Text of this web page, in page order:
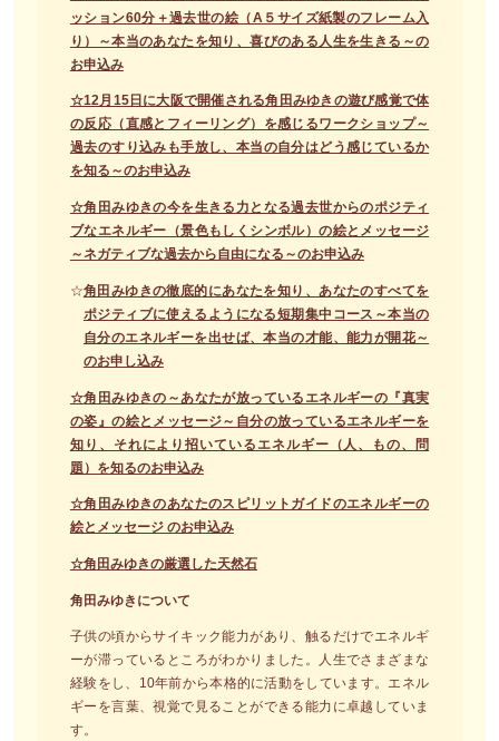
ッション60分＋過去世の絵（A５サイズ紙製のフレーム入
り）～本当のあなたを知り、喜びのある人生を生きる～の
お申込み
☆12月15日に大阪で開催される角田みゆきの遊び感覚で体
の反応（直感とフィーリング）を感じるワークショップ～
過去のすり込みも手放し、本当の自分はどう感じているか
を知る～のお申込み
☆角田みゆきの今を生きる力となる過去世からのポジティ
ブなエネルギー（景色もしくシンボル）の絵とメッセージ
～ネガティブな過去から自由になる～のお申込み
☆角田みゆきの徹底的にあなたを知り、あなたのすべてを
ポジティブに使えるようになる短期集中コース～本当の
自分のエネルギーを出せば、本当の才能、能力が開花～
のお申し込み
☆角田みゆきの～あなたが放っているエネルギーの『真実
の姿』の絵とメッセージ～自分の放っているエネルギーを
知り、それにより招いているエネルギー（人、もの、問
題）を知るのお申込み
☆角田みゆきのあなたのスピリットガイドのエネルギーの
絵とメッセージ のお申込み
☆角田みゆきの厳選した天然石
角田みゆきについて
子供の頃からサイキック能力があり、触るだけでエネルギ
ーが滞っているところがわかりました。人生でさまざまな
経験をし、10年前から本格的に活動をしています。エネル
ギーを言葉、視覚で見ることができる能力に卓越していま
す。